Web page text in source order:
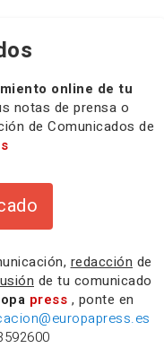
online de tu
notas de prensa o
de Comunicados de
redacción de
de tu comunicado
press , ponte en